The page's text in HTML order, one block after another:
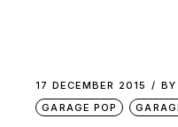
17 DECEMBER 2015 BY
GARAGE POP